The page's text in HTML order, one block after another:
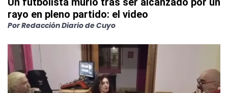
rayo en pleno partido: el video
PorRedacción Diario de Cuyo